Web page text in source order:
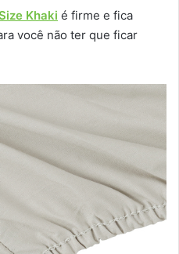
Khaki é firme e fica
você não ter que ficar